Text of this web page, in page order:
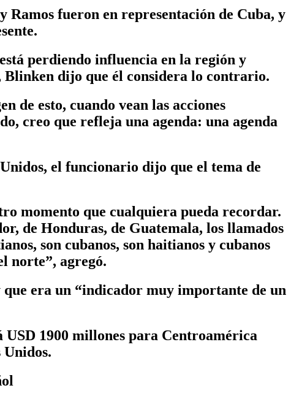
fueron en representación de Cuba, y
perdiendo influencia en la región y
dijo que él considera lo contrario.
de esto, cuando vean las acciones
creo que refleja una agenda: una agenda
el funcionario dijo que el tema de
momento que cualquiera pueda recordar.
de Honduras, de Guatemala, los llamados
son cubanos, son haitianos y cubanos
norte”, agregó.
era un “indicador muy importante de un
USD 1900 millones para Centroamérica
Unidos.